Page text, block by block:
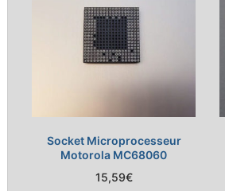
Socket Microprocesseur
Motorola MC68060
15,59€